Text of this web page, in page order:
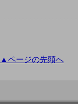
▲ページの先頭へ